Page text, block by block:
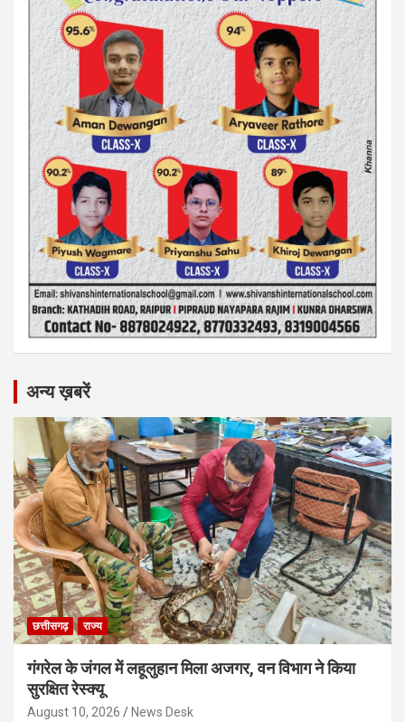
अन्य ख़बरें
छत्तीसगढ़ राज्य
गंगरेल के जंगल में लहूलुहान मिला अजगर, वन विभाग ने किया
सुरक्षित रेस्क्यू
August 10, 2026 News Desk